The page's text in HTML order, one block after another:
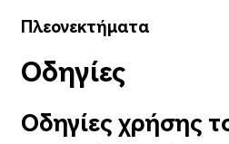
Πλεονεκτήματα
Οδηγίες
Οδηγίες χρήσης